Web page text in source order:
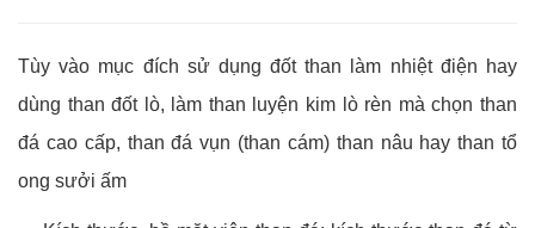
Tùy vào mục đích sử dụng đốt than làm nhiệt điện hay
dùng than đốt lò, làm than luyện kim lò rèn mà chọn than
đá cao cấp, than đá vụn (than cám) than nâu hay than tổ
ong sưởi ấm